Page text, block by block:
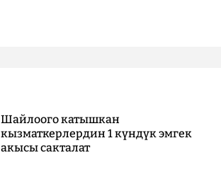
Шайлоого катышкан
кызматкерлердин 1 күндүк эмгек
акысы сакталат